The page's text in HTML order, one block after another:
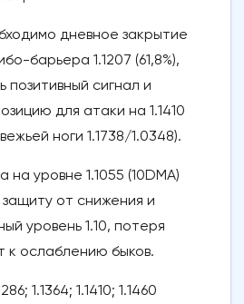
дневное закрытие
барьера 1.1207 (61,8%),
позитивный сигнал и
для атаки на 1.1410
ноги 1.1738/1.0348).
уровне 1.1055 (10DMA)
от снижения и
уровень 1.10, потеря
к ослаблению быков.
1.1364; 1.1410; 1.1460